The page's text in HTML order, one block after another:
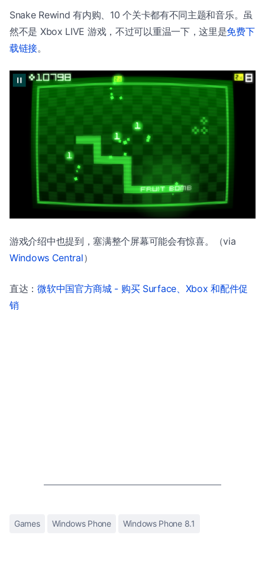
Snake Rewind 有内购、10 个关卡都有不同主题和音乐。虽
然不是 Xbox LIVE 游戏，不过可以重温一下，这里是免费下
载链接。
游戏介绍中也提到，塞满整个屏幕可能会有惊喜。（via
Windows Central）
直达：微软中国官方商城 - 购买 Surface、Xbox 和配件促
销
Games Windows Phone Windows Phone 8.1